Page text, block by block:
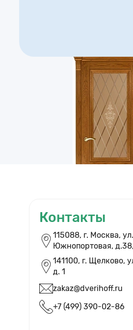
ВЫЗВАТЬ
Бесплатный выезд и
выборе дверей
Контакты
115088, г. Москва, ул.
Южнопортовая,
141100, г. Щелково,
д. 1
zakaz@dverihoff.ru
+7 (499) 390-02-86